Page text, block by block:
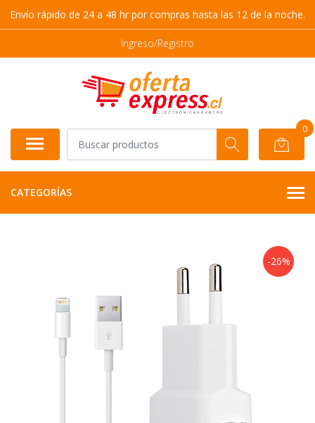
Envío rápido de 24 a 48 hr por compras hasta las 12 de la noche.
Ingreso/Registro
0
CATEGORÍAS
-26%